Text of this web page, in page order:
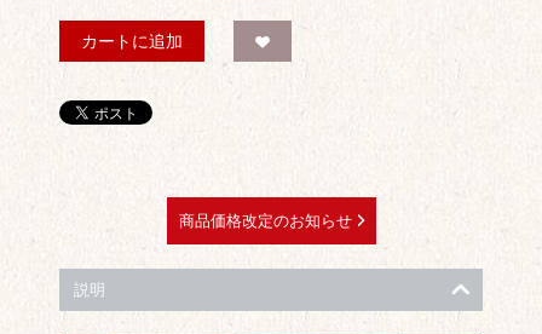
カートに追加
商品価格改定のお知らせ
説明